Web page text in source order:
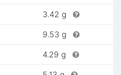
3.42 g
9.53 g
4.29 g